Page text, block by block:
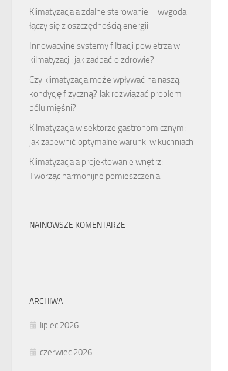
Klimatyzacja a zdalne sterowanie – wygoda
łączy się z oszczędnością energii
Innowacyjne systemy filtracji powietrza w
kilmatyzacji: jak zadbać o zdrowie?
Czy klimatyzacja może wpływać na naszą
kondycję fizyczną? Jak rozwiązać problem
bólu mięśni?
Kilmatyzacja w sektorze gastronomicznym:
jak zapewnić optymalne warunki w kuchniach
Klimatyzacja a projektowanie wnętrz:
Tworząc harmonijne pomieszczenia
NAJNOWSZE KOMENTARZE
ARCHIWA
lipiec 2026
czerwiec 2026